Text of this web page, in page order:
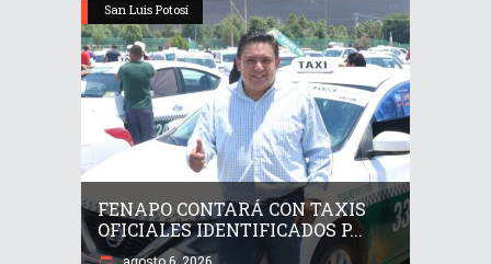
San Luis Potosí
FENAPO CONTARÁ CON TAXIS
OFICIALES IDENTIFICADOS P...